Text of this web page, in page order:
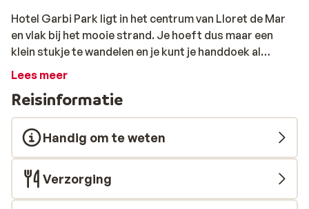
Hotel Garbi Park ligt in het centrum van Lloret de Mar
en vlak bij het mooie strand. Je hoeft dus maar een
klein stukje te wandelen en je kunt je handdoek al
uitrollen. Ook als je op zoek bent naar wat vertier, zit je
genoeg bars, discotheken en restaurants. Zwemmen is
erg belangrijk tijdens de vakantie en daarom is er een
zwembad voor de nodige uurtjes waterpret. Vanaf eind
juni 2016 is er zelfs een spetterend waterpark met
glijbanen in Gran Garbi Mar, waar families gebruik van
mogen maken! Overdag wordt er door het
animatieteam van alles georganiseerd en ’s avonds kun
Lees meer
Reisinformatie
Handig om te weten
Verzorging